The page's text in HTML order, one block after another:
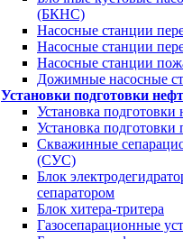
(БКНС)
Насосные станции
Насосные станции
Насосные станции
Дожимные насосные
Установки подготовки
Установка подготовки
Установка
Скважинные
(СУС)
Блок
сепаратором
Блок хитера-тритера
Газосепарационные